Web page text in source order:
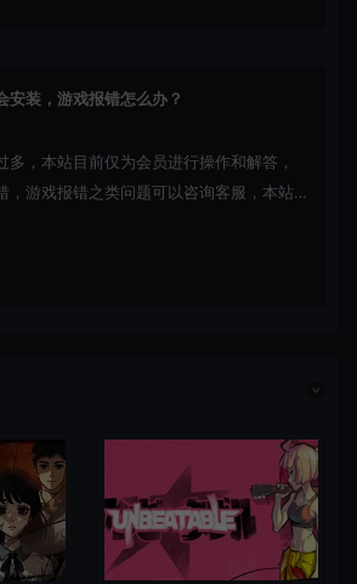
安装，游戏报错怎么办？
多，本站目前仅为会员进行操作和解答，
，游戏报错之类问题可以咨询客服，本站